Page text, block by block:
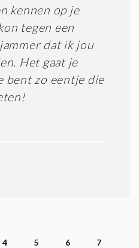
kennen op je
tegen een
dat ik jou
Het gaat je
bent zo eentje die
4 5 6
7